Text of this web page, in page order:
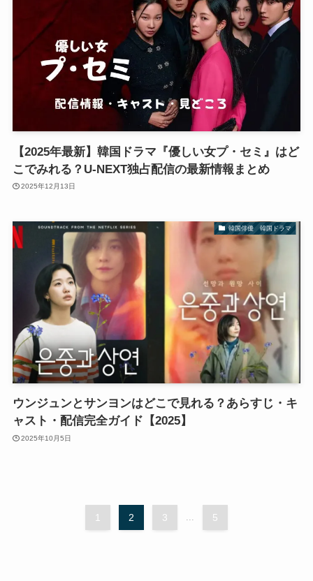
【2025年最新】韓国ドラマ『優しい女プ・セミ』はど
こでみれる？U-NEXT独占配信の最新情報まとめ
2025年12月13日
韓国俳優 韓国ドラマ
ウンジュンとサンヨンはどこで見れる？あらすじ・キ
ャスト・配信完全ガイド【2025】
2025年10月5日
1 2 3 ... 5